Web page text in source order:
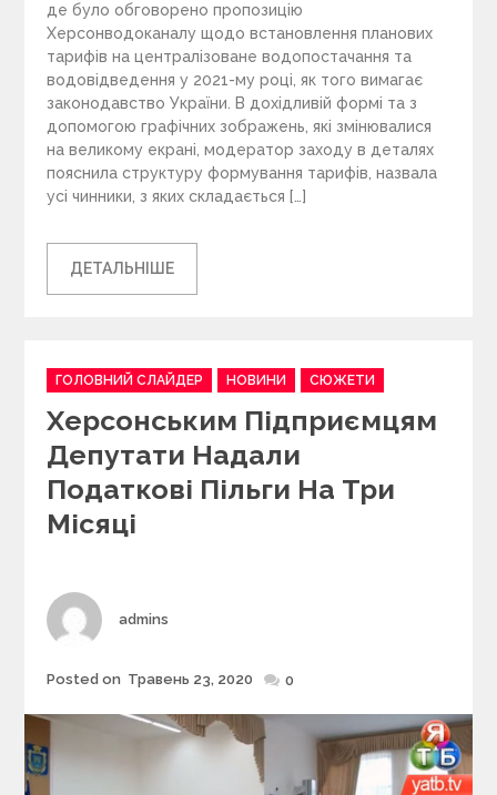
де було обговорено пропозицію
Херсонводоканалу щодо встановлення планових
тарифів на централізоване водопостачання та
водовідведення у 2021-му році, як того вимагає
законодавство України. В дохідливій формі та з
допомогою графічних зображень, які змінювалися
на великому екрані, модератор заходу в деталях
пояснила структуру формування тарифів, назвала
усі чинники, з яких складається […]
ДЕТАЛЬНІШЕ
C
a
t
e
g
r
i
ГОЛОВНИЙ СЛАЙДЕР НОВИНИ СЮЖЕТИ
Херсонським Підприємцям
Депутати Надали
Податкові Пільги На Три
Місяці
Author
admins
Posted
Posted on Травень 23, 2020 0